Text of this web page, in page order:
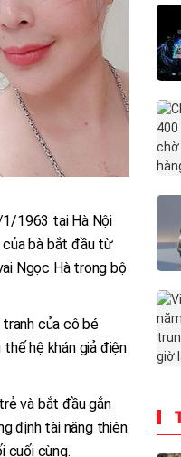
1/1963 tại Hà Nội
của bà bắt đầu từ
Ngọc Hà trong bộ
của cô bé
hệ khán giả điện
và bắt đầu gắn
định tài năng thiên
cuối cùng.